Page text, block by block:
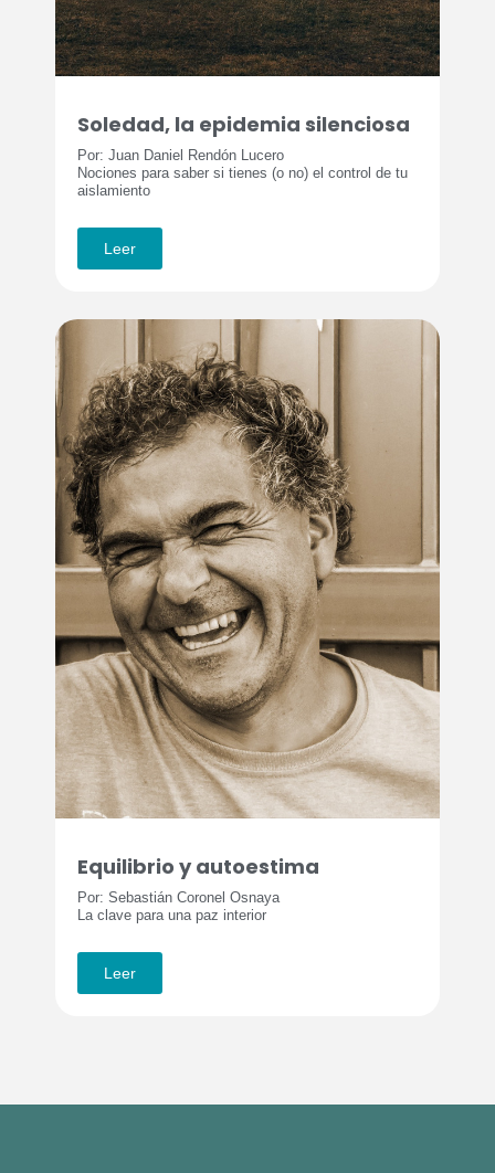
Soledad, la epidemia silenciosa
Por: Juan Daniel Rendón Lucero
Nociones para saber si tienes (o no) el control de tu
aislamiento
Leer
Equilibrio y autoestima
Por: Sebastián Coronel Osnaya
La clave para una paz interior
Leer